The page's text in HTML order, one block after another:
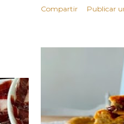
Compartir Publicar